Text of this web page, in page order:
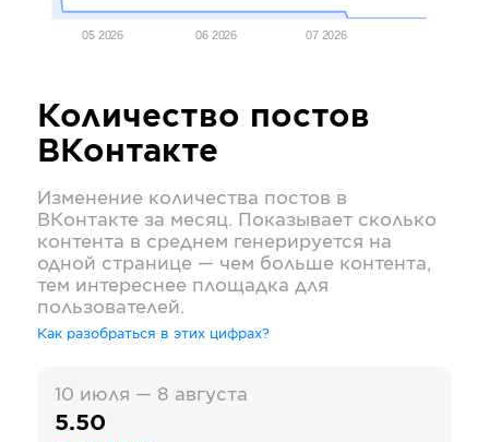
05 2026 06 2026 07 2026
Количество постов
ВКонтакте
Изменение количества постов в
ВКонтакте за месяц. Показывает сколько
контента в среднем генерируется на
одной странице — чем больше контента,
тем интереснее площадка для
пользователей.
Как разобраться в этих цифрах?
10 июля — 8 августа
5.50